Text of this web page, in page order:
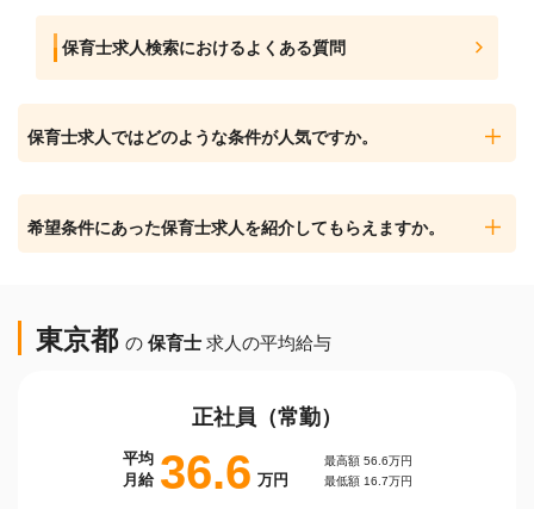
保育士求人検索におけるよくある質問
保育士求人ではどのような条件が人気ですか。
希望条件にあった保育士求人を紹介してもらえますか。
東京都 の 保育士 求人の平均給与
正社員（常勤）
平均
月給 36.6 万円
最高額 56.6万円
最低額 16.7万円